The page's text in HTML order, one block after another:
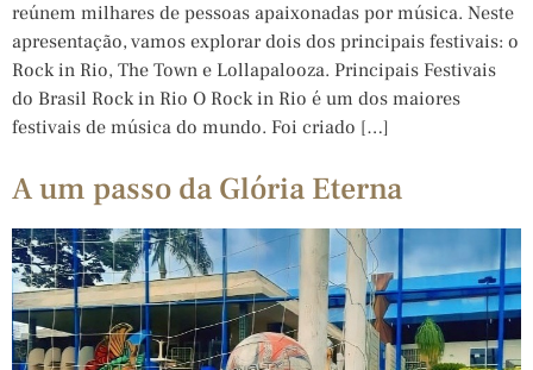
reúnem milhares de pessoas apaixonadas por música. Neste
apresentação, vamos explorar dois dos principais festivais: o
Rock in Rio, The Town e Lollapalooza. Principais Festivais
do Brasil Rock in Rio O Rock in Rio é um dos maiores
festivais de música do mundo. Foi criado […]
A um passo da Glória Eterna